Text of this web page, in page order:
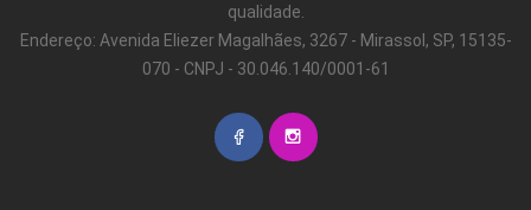
qualidade.
Endereço: Avenida Eliezer Magalhães, 3267 - Mirassol, SP, 15135-
070 - CNPJ - 30.046.140/0001-61